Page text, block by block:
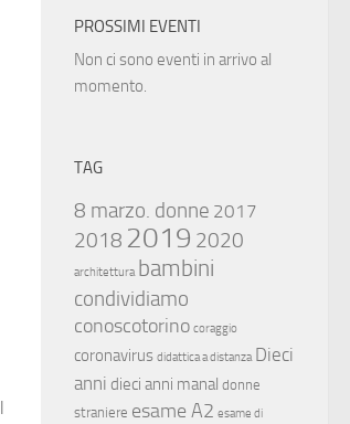
PROSSIMI EVENTI
Non ci sono eventi in arrivo al
momento.
TAG
8 marzo. donne 2017
2018 2019 2020
architettura bambini
condividiamo
conoscotorino coraggio
coronavirus didattica a distanza Dieci
anni dieci anni manal donne
straniere esame A2 esame di